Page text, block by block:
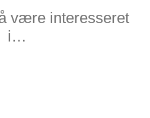
være interesseret
i…